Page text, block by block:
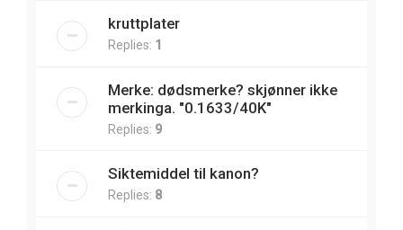
kruttplater
Replies: 1
Merke: dødsmerke? skjønner ikke
merkinga. "0.1633/40K"
Replies: 9
Siktemiddel til kanon?
Replies: 8